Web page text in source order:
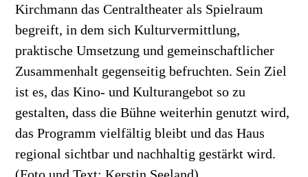
Kirchmann das Centraltheater als Spielraum
begreift, in dem sich Kulturvermittlung,
praktische Umsetzung und gemeinschaftlicher
Zusammenhalt gegenseitig befruchten. Sein Ziel
ist es, das Kino- und Kulturangebot so zu
gestalten, dass die Bühne weiterhin genutzt wird,
das Programm vielfältig bleibt und das Haus
regional sichtbar und nachhaltig gestärkt wird.